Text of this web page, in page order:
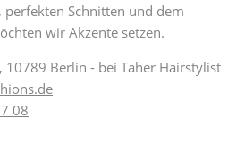
Schnitten und dem
wir Akzente setzen.
10789 Berlin - bei Taher Hairstylist
08